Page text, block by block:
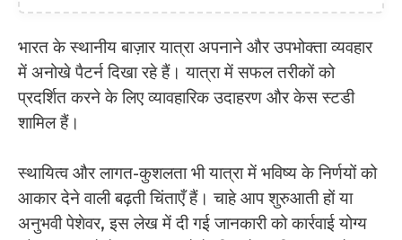
भारत के स्थानीय बाज़ार यात्रा अपनाने और उपभोक्ता व्यवहार
में अनोखे पैटर्न दिखा रहे हैं। यात्रा में सफल तरीकों को
प्रदर्शित करने के लिए व्यावहारिक उदाहरण और केस स्टडी
शामिल हैं।
स्थायित्व और लागत-कुशलता भी यात्रा में भविष्य के निर्णयों को
आकार देने वाली बढ़ती चिंताएँ हैं। चाहे आप शुरुआती हों या
अनुभवी पेशेवर, इस लेख में दी गई जानकारी को कार्रवाई योग्य